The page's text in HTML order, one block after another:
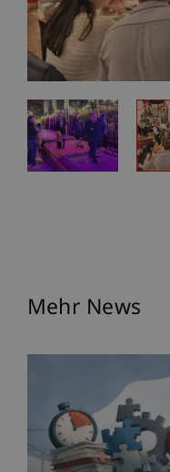
Mehr News